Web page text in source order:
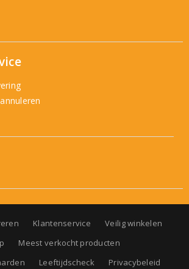
Klantenservice
Veilig winkelen
Meest verkocht producten
Leeftijdscheck
Privacybeleid